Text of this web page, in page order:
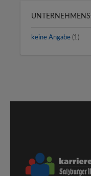
keine Angabe (1)